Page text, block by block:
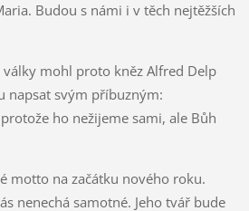
Budou s námi i v těch nejtěžších
války mohl proto kněz Alfred Delp
napsat svým příbuzným:
ho nežijeme sami, ale Bůh
motto na začátku nového roku.
nenechá samotné. Jeho tvář bude